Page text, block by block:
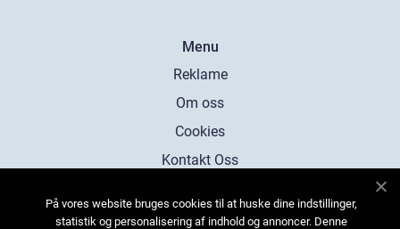
Menu
Reklame
Om oss
Cookies
Kontakt Oss
På vores website bruges cookies til at huske dine indstillinger,
statistik og personalisering af indhold og annoncer. Denne